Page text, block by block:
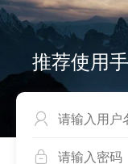
推荐使用

